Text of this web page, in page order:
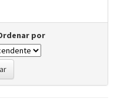
por